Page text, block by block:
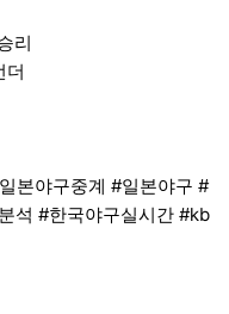
리
더
본야구중계 #일본야구 #
석 #한국야구실시간 #kb